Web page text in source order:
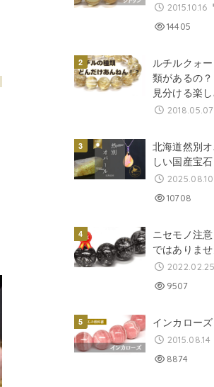
2015.10.16
14405
ルチルクォ
類があるの
見分ける楽
2018.05.07
北海道然別
しい国産宝
2025.08.10
10708
ニセモノ注
ではありませ
2022.02.25
9507
インカロー
2015.08.14
8874